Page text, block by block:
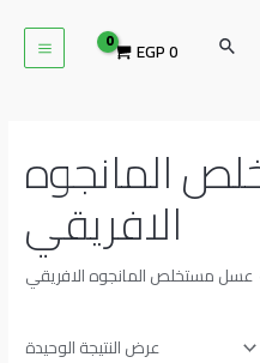
البحث EGP0
المانجوه
الافريقي
عسل مستخلص المانجوه الافريقي
عرض النتيجة الوحيدة